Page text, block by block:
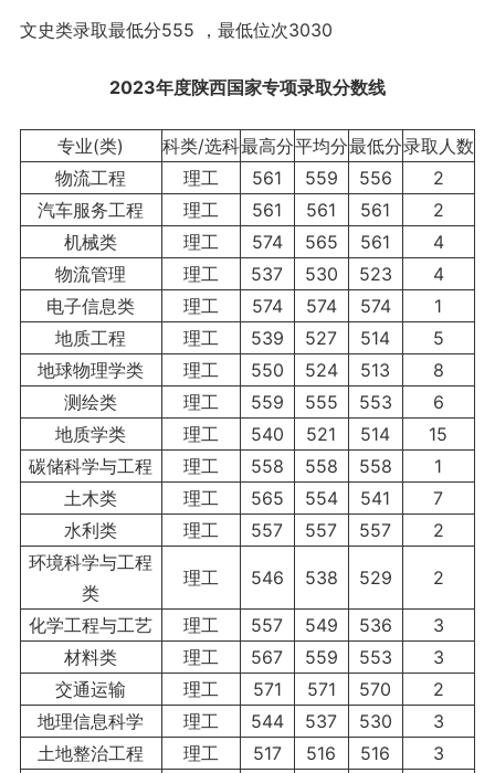
文史类录取最低分555 ，最低位次3030
2023年度陕西国家专项录取分数线
专业(类) 科类/选科最高分平均分最低分录取人数
物流工程
理工 561 559 556
2
汽车服务工程
理工 561 561 561
2
机械类
理工 574 565 561
4
物流管理
理工 537 530 523
4
电子信息类
理工 574 574 574
1
地质工程
理工 539 527 514
5
地球物理学类
理工 550 524 513
8
测绘类
理工 559 555 553
6
地质学类
理工 540 521 514
15
碳储科学与工程
理工 558 558 558
1
土木类
理工 565 554 541
7
水利类
理工 557 557 557
2
环境科学与工程
类
理工 546 538 529 2
化学工程与工艺 理工 557 549 536
3
材料类
理工 567 559 553
3
交通运输
理工 571 571 570
2
地理信息科学
理工 544 537 530
3
土地整治工程
理工 517 516 516
3